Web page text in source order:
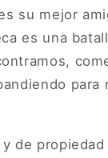
su mejor
es una
para
de